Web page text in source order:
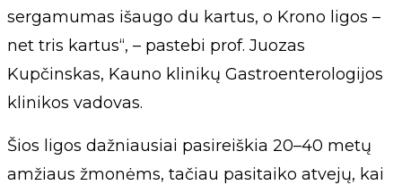
sergamumas išaugo du kartus, o Krono ligos –
net tris kartus“, – pastebi prof. Juozas
Kupčinskas, Kauno klinikų Gastroenterologijos
klinikos vadovas.
Šios ligos dažniausiai pasireiškia 20–40 metų
amžiaus žmonėms, tačiau pasitaiko atvejų, kai